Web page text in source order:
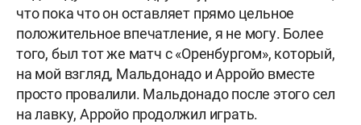
что пока что он оставляет прямо цельное
положительное впечатление, я не могу. Более
того, был тот же матч с «Оренбургом», который,
на мой взгляд, Мальдонадо и Арройо вместе
просто провалили. Мальдонадо после этого сел
на лавку, Арройо продолжил играть.